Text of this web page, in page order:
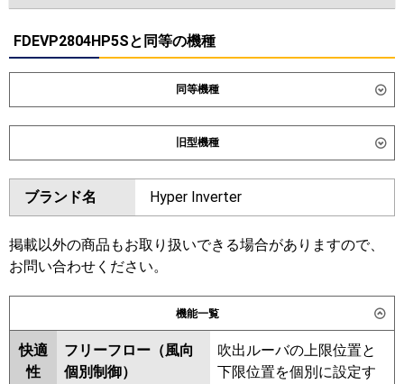
FDEVP2804HP5Sと同等の機種
同等機種
ダイキン SZRH280CD SZRH280CND
東芝 GCSB28014XU GCSB28014MUB
GPSB28013MUB
三菱電機 PCZX-ERMP280K6 PCZX-
ERMP280KL6
日立 RPC-GP280RSHP5
FDEV2806HP6S
パナソニック PA-P280T7HDC PA-P280T7HDNC
PA-P280T7HDNCX
旧型機種
ダイキン SZRT280BAD SZRH280BAD
SZRH280BAND
SZRH280BND SZRH280BD
SZRJH280BD SZRU280BD
SZRU280BND
SZRH280AD
SZRU280AD SZZT280CJD
SZZH280CJD SZZH280CJND
SZZU280CJD SZZU280CJND
ブランド名 Hyper Inverter
掲載以外の商品もお取り扱いできる場合がありますので、
お問い合わせください。
機能一覧
快適
性
フリーフロー（風向
個別制御）
吹出ルーバの上限位置と
下限位置を個別に設定す